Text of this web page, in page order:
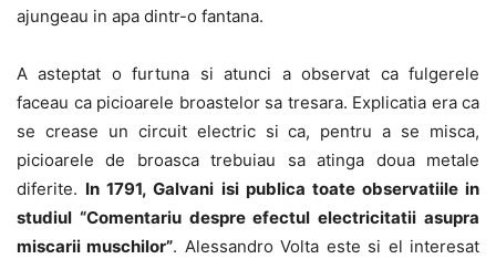
ajungeau in apa dintr-o fantana.
A asteptat o furtuna si atunci a observat ca fulgerele
faceau ca picioarele broastelor sa tresara. Explicatia era ca
se crease un circuit electric si ca, pentru a se misca,
picioarele de broasca trebuiau sa atinga doua metale
diferite. In 1791, Galvani isi publica toate observatiile in
studiul “Comentariu despre efectul electricitatii asupra
miscarii muschilor”. Alessandro Volta este si el interesat